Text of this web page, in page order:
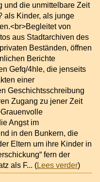
und die unmittelbare Zeit
als Kinder, als junge
von
aus Stadtarchiven des
Beständen, öffnen
Berichte
Gefq/4hle, die jenseits
einer
Geschichtsschreibung
Zugang zu jener Zeit
Angst im
in den Bunkern, die
Eltern um ihre Kinder in
fern der
als F... (Lees verder)